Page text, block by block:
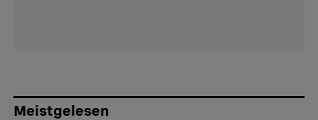
Meistgelesen